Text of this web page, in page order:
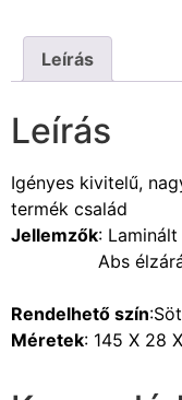
Leírás
Leírás
Igényes kivitelű,
termék család
Jellemzők:
Abs
Rendelhető szín
Méretek: 145 X 28